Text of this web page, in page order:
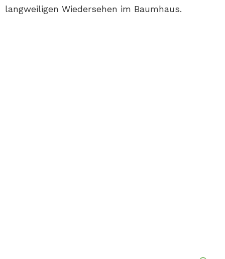
langweiligen Wiedersehen im Baumhaus.